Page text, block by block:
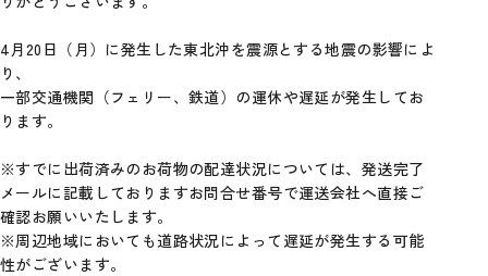
ボトムス
グッズ
4月20日（月）に発生した東北沖を震源とする地震の影響によ
り、
一部交通機関（フェリー、鉄道）の運休や遅延が発生してお
ります。
※すでに出荷済みのお荷物の配達状況については、発送完了
メールに記載しておりますお問合せ番号で運送会社へ直接ご
確認お願いいたします。
※周辺地域においても道路状況によって遅延が発生する可能
性がございます。